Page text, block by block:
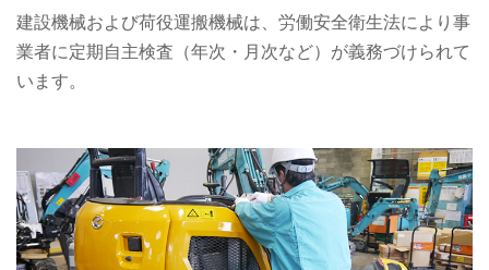
建設機械および荷役運搬機械は、労働安全衛生法により事
業者に定期自主検査（年次・月次など）が義務づけられて
います。